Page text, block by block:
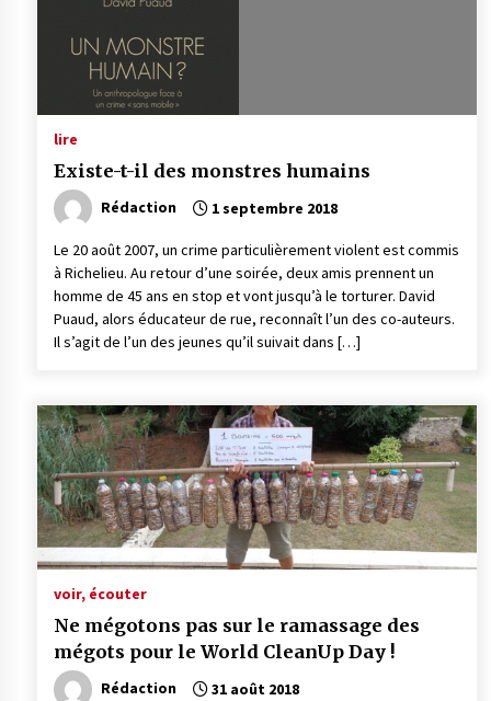
lire
Existe-t-il des monstres humains
Rédaction 1 septembre 2018
Le 20 août 2007, un crime particulièrement violent est commis
à Richelieu. Au retour d’une soirée, deux amis prennent un
homme de 45 ans en stop et vont jusqu’à le torturer. David
Puaud, alors éducateur de rue, reconnaît l’un des co-auteurs.
Il s’agit de l’un des jeunes qu’il suivait dans […]
voir, écouter
Ne mégotons pas sur le ramassage des
mégots pour le World CleanUp Day !
Rédaction 31 août 2018